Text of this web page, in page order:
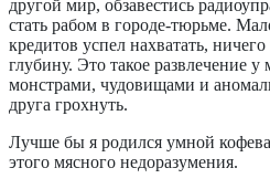
другой мир, обзавестись
стать рабом в городе-тюрьме.
кредитов успел нахватать,
глубину. Это такое развлечение
монстрами, чудовищами и
друга грохнуть.
Лучше бы я родился умной
этого мясного недоразумения.